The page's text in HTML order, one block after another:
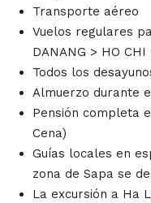
Transporte aéreo
Vuelos regulares
DANANG > HO CHI
Todos los
Almuerzo durante
Pensión completa
Cena)
Guías locales en
zona de Sapa se
La excursión a Ha